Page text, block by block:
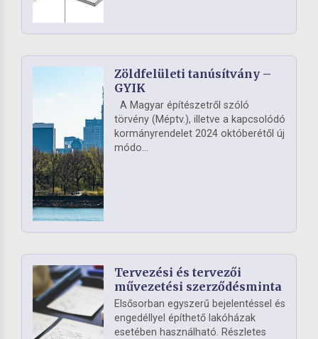
Zöldfelületi tanúsítvány –
GYIK
A Magyar építészetről szóló
törvény (Méptv.), illetve a kapcsolódó
kormányrendelet 2024 októberétől új
módo...
Tervezési és tervezői
művezetési szerződésminta
Elsősorban egyszerű bejelentéssel és
engedéllyel építhető lakóházak
esetében használható. Részletes